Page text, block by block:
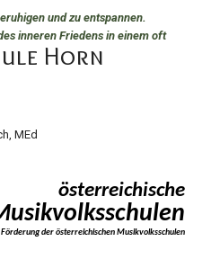
und zu entspannen.
inneren Friedens in einem oft
Horn
MEd